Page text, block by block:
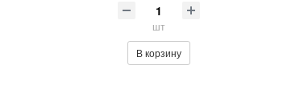
шт
В корзину